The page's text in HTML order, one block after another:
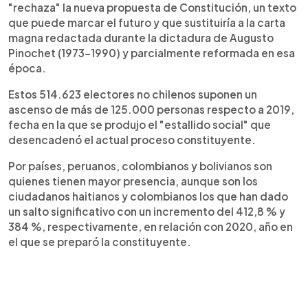
"rechaza" la nueva propuesta de Constitución, un texto
que puede marcar el futuro y que sustituiría a la carta
magna redactada durante la dictadura de Augusto
Pinochet (1973-1990) y parcialmente reformada en esa
época.
Estos 514.623 electores no chilenos suponen un
ascenso de más de 125.000 personas respecto a 2019,
fecha en la que se produjo el "estallido social" que
desencadenó el actual proceso constituyente.
Por países, peruanos, colombianos y bolivianos son
quienes tienen mayor presencia, aunque son los
ciudadanos haitianos y colombianos los que han dado
un salto significativo con un incremento del 412,8 % y
384 %, respectivamente, en relación con 2020, año en
el que se preparó la constituyente.